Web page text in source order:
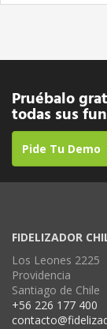
Pruébalo
todas sus
Pide Tu Demo
FIDELIZADOR
Los Leones 2225
Providencia
Santiago de Chile
+56 226 177 400